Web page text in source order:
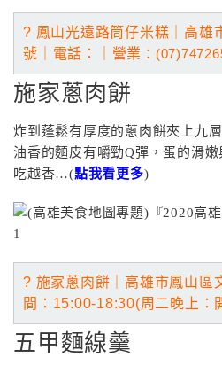
? 鳳山光遠路筒仔米糕｜高雄
號｜電話 ： ｜營業 ：
施家蔥肉餅
炸到蓬鬆有厚度的蔥肉餅夾上九
油香的麵皮有嚼勁Q彈，蛋的滑
吃越香…(點我看更多)
? 施家蔥肉餅｜高雄市鳳山區
間：15:00-18:30(周二晚上：
五甲麵線羹